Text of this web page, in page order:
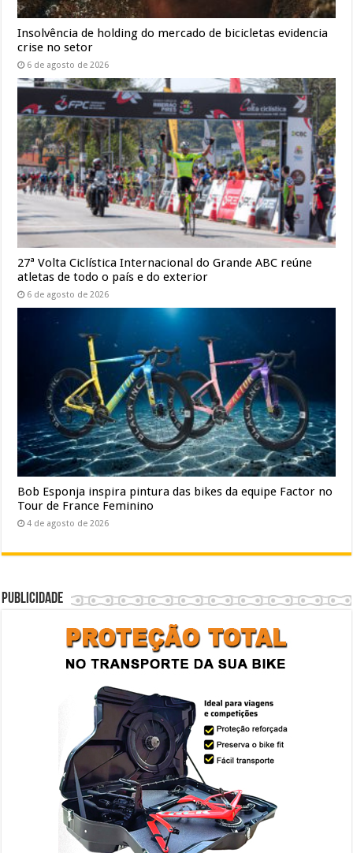
Insolvência de holding do mercado de bicicletas evidencia
crise no setor
6 de agosto de 2026
27ª Volta Ciclística Internacional do Grande ABC reúne
atletas de todo o país e do exterior
6 de agosto de 2026
Bob Esponja inspira pintura das bikes da equipe Factor no
Tour de France Feminino
4 de agosto de 2026
Publicidade